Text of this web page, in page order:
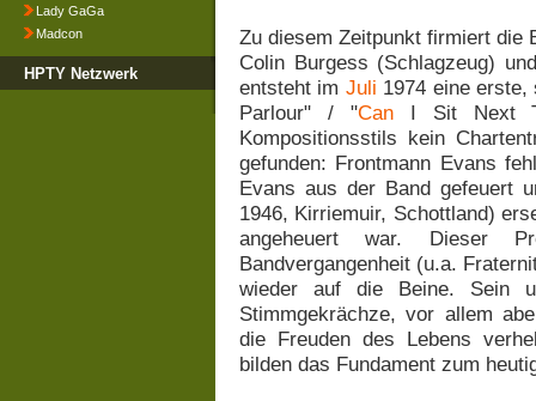
Lady GaGa
Madcon
HPTY Netzwerk
Zu diesem Zeitpunkt firmiert die
Colin Burgess (Schlagzeug)
entsteht im Juli 1974 eine
Parlour" / "CanI Sit Next To
Kompositionsstils kein
gefunden: Frontmann Evans
Evans aus der Band gefeuert
1946, Kirriemuir, Schottland)
angeheuert war. Dieser
Bandvergangenheit (u.a.
wieder auf die Beine. Sein
Stimmgekrächze, vor allem
die Freuden des Lebens
bilden das Fundament zum